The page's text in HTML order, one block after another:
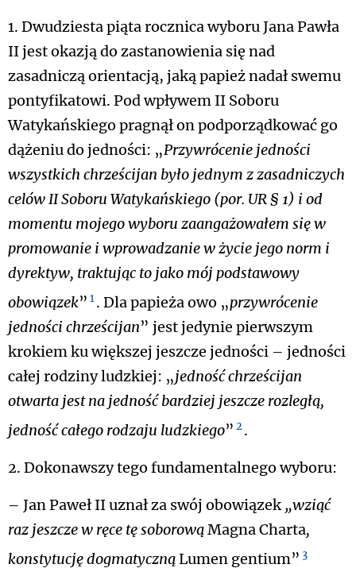
1. Dwudziesta piąta rocznica wyboru Jana Pawła
II jest okazją do zastanowienia się nad
zasadniczą orientacją, jaką papież nadał swemu
pontyfikatowi. Pod wpływem II Soboru
Watykańskiego pragnął on podporządkować go
dążeniu do jedności: „Przywrócenie jedności
wszystkich chrześcijan było jednym z zasadniczych
celów II Soboru Watykańskiego (por. UR § 1) i od
momentu mojego wyboru zaangażowałem się w
promowanie i wprowadzanie w życie jego norm i
dyrektyw, traktując to jako mój podstawowy
obowiązek” 1 . Dla papieża owo „przywrócenie
jedności chrześcijan” jest jedynie pierwszym
krokiem ku większej jeszcze jedności – jedności
całej rodziny ludzkiej: „jedność chrześcijan
otwarta jest na jedność bardziej jeszcze rozległą,
jedność całego rodzaju ludzkiego” 2.
2. Dokonawszy tego fundamentalnego wyboru:
– Jan Paweł II uznał za swój obowiązek„wziąć
raz jeszcze w ręce tę soborowąMagna Charta,
konstytucję dogmatycznąLumen gentium” 3